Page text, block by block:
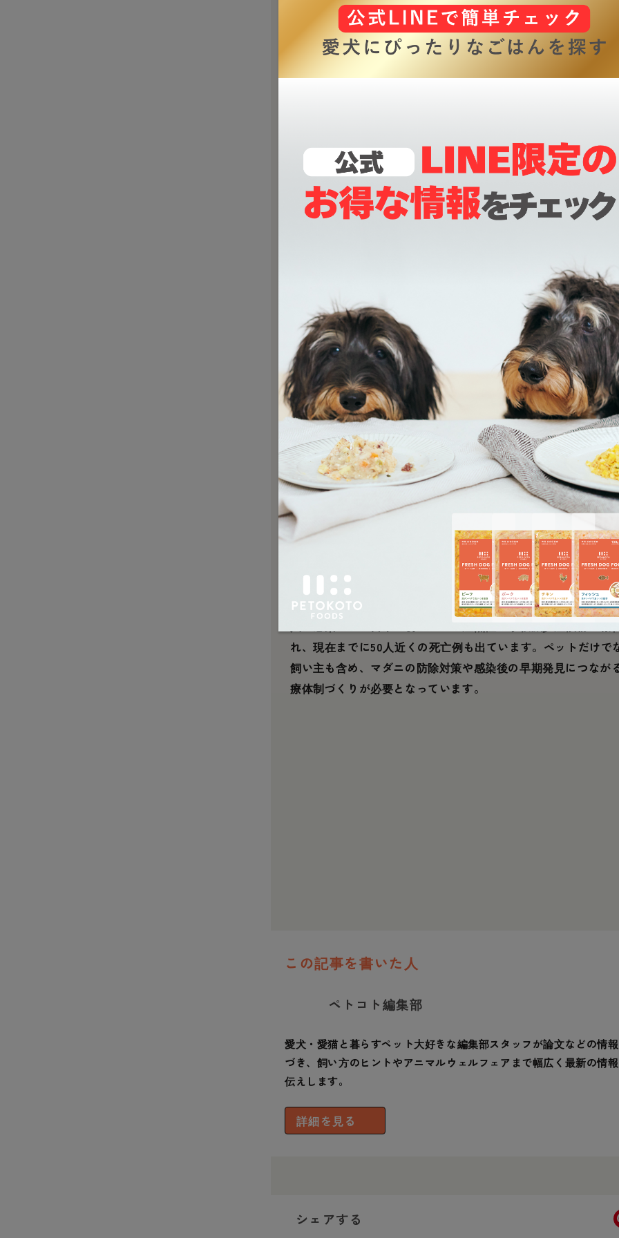
主が見つけ取り除いたものの、数日後から震えや食欲の低下とい
た症状が見られたことから動物病院での診察を受け、感染が発覚
ました。発熱や食欲低下は薬の経口投与によって数日で改善しま
ーズーはスポット剤（フィプロニル）によるマダニ予防を月1回
施していました。フィプロニルは咬まれてから24時間以内にマ
を死滅するとされていますが、アナプラズマ症は吸血後数時間で
染するという報告もあり、今回の症例ではフィプロニルの効果が
の病歴があり、通常よ
多い回数のシャンプーによる
を行っていました
れが薬の効果を弱くし、効果の持続期間を短くした影響もある
はないかと考えられています。感染したシーズーはその後、フ
ロニルの塗布を月2回にし、マダニ予防を強化しているそうで
犬のシャンプー療法｜アトピ
ー性皮膚炎や脂漏症など疾患
別に皮膚科認定医が解説
犬のアナプラズマ症はこれからの診療体
づくり
今回の感染報告は日本の犬として初となりましたが、アナプラ
症の認知度は低く、これまで感染が見逃されていた可能性もあ
す。マダニを媒介とした感染症は近年注目されており、2013年
れ、現在までに50人近くの死亡例も出ています。ペットだけで
飼い主も含め、マダニの防除対策や感染後の早期発見につなが
療体制づくりが必要となっています。
この記事を書いた人
ペトコト編集部
愛犬・愛猫と暮らすペット大好きな編集部スタッフが論文などの情
づき、飼い方のヒントやアニマルウェルフェアまで幅広く最新の情
伝えします。
詳細を見る
シェアする